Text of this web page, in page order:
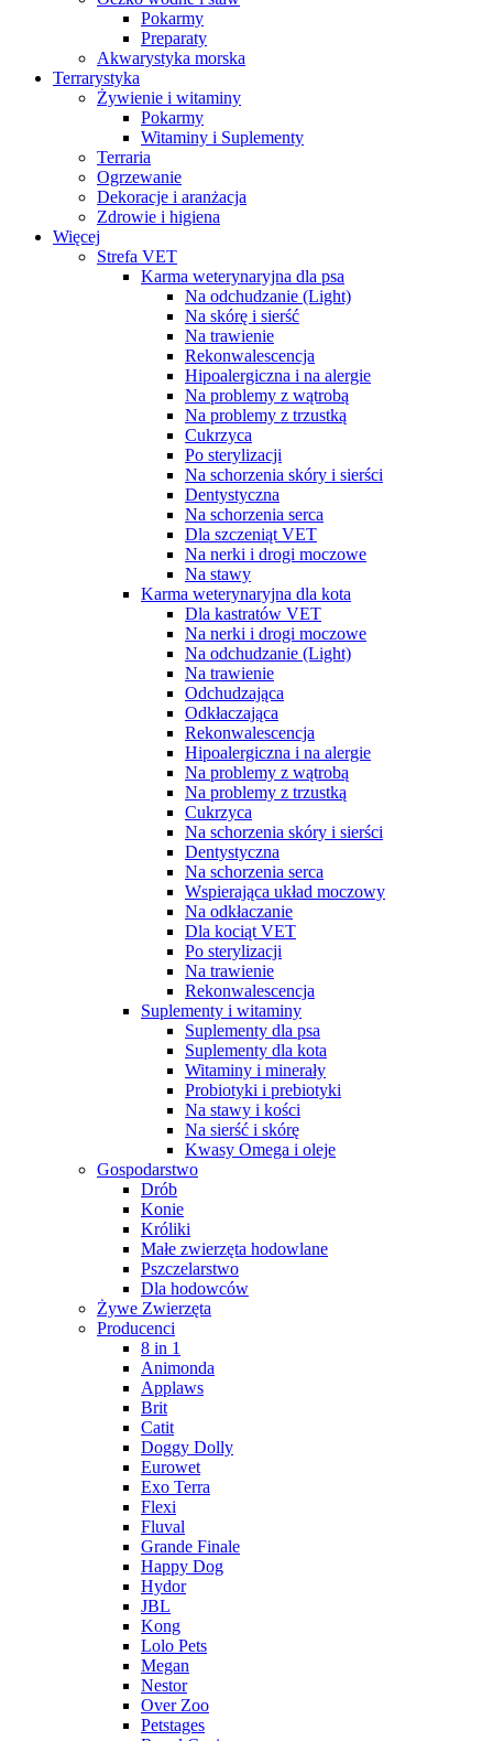
Pokarmy
Preparaty
Akwarystyka morska
Terrarystyka
Żywienie i witaminy
Pokarmy
Witaminy i Suplementy
Terraria
Ogrzewanie
Dekoracje i aranżacja
Zdrowie i higiena
Więcej
Strefa VET
Karma weterynaryjna dla psa
Na odchudzanie (Light)
Na skórę i sierść
Na trawienie
Rekonwalescencja
Hipoalergiczna i na alergie
Na problemy z wątrobą
Na problemy z trzustką
Cukrzyca
Po sterylizacji
Na schorzenia skóry i sierści
Dentystyczna
Na schorzenia serca
Dla szczeniąt VET
Na nerki i drogi moczowe
Na stawy
Karma weterynaryjna dla kota
Dla kastratów VET
Na nerki i drogi moczowe
Na odchudzanie (Light)
Na trawienie
Odchudzająca
Odkłaczająca
Rekonwalescencja
Hipoalergiczna i na alergie
Na problemy z wątrobą
Na problemy z trzustką
Cukrzyca
Na schorzenia skóry i sierści
Dentystyczna
Na schorzenia serca
Wspierająca układ moczowy
Na odkłaczanie
Dla kociąt VET
Po sterylizacji
Na trawienie
Rekonwalescencja
Suplementy i witaminy
Suplementy dla psa
Suplementy dla kota
Witaminy i minerały
Probiotyki i prebiotyki
Na stawy i kości
Na sierść i skórę
Kwasy Omega i oleje
Gospodarstwo
Drób
Konie
Króliki
Małe zwierzęta hodowlane
Pszczelarstwo
Dla hodowców
Żywe Zwierzęta
Producenci
8 in 1
Animonda
Applaws
Brit
Catit
Doggy Dolly
Eurowet
Exo Terra
Flexi
Fluval
Grande Finale
Happy Dog
Hydor
JBL
Kong
Lolo Pets
Megan
Nestor
Over Zoo
Petstages